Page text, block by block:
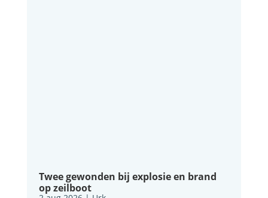
Twee gewonden bij explosie en brand
op zeilboot